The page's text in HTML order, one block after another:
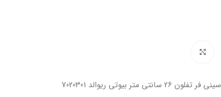
سینی فر تفلون 26 سانتی متر بیوتی ریوالد 7020301